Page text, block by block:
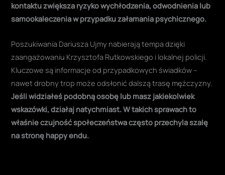
kontaktu zwiększa ryzyko wychłodzenia, odwodnienia lub
samookaleczenia w przypadku załamania psychicznego.
Poszukiwania Dariusza Ujmy nabierają tempa dzięki
zaangażowaniu Krzysztofa Rutkowskiego i lokalnej policji.
Kluczowe są informacje od przypadkowych świadków –
nawet drobny trop może odsłonić dalszą trasę mężczyzny.
Jeśli widziałeś podobną osobę lub masz jakiekolwiek
wskazówki, działaj natychmiast. W takich sprawach to
właśnie czujność społeczeństwa często przechyla szalę
na stronę happy endu.